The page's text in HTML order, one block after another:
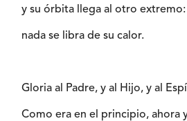
y su órbita llega al otro extremo:
nada se libra de su calor.
Gloria al Padre, y al Hijo, y al
Como era en el principio, ahora